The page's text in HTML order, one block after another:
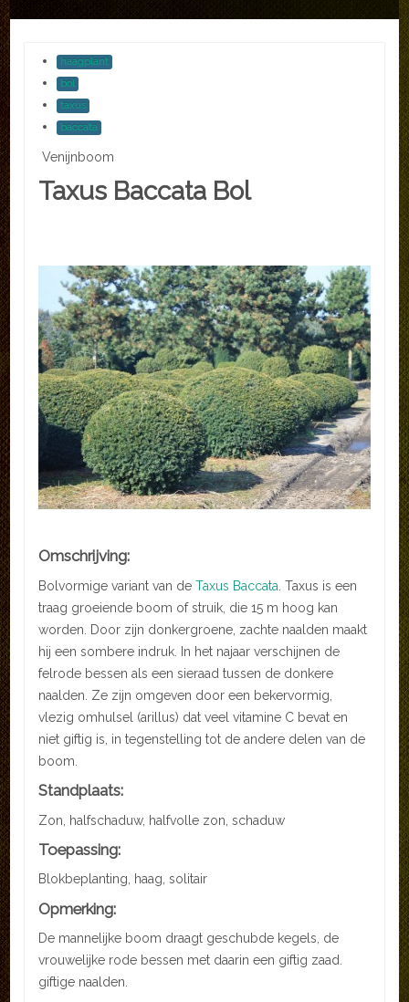
haagplant
bol
taxus
baccata
Venijnboom
Taxus Baccata Bol
Omschrijving:
Bolvormige variant van deTaxus Baccata . Taxus is een
traag groeiende boom of struik, die 15 m hoog kan
worden. Door zijn donkergroene, zachte naalden maakt
hij een sombere indruk. In het najaar verschijnen de
felrode bessen als een sieraad tussen de donkere
naalden. Ze zijn omgeven door een bekervormig,
vlezig omhulsel (arillus) dat veel vitamine C bevat en
niet giftig is, in tegenstelling tot de andere delen van de
boom.
Standplaats:
Zon, halfschaduw, halfvolle zon, schaduw
Toepassing:
Blokbeplanting, haag, solitair
Opmerking:
De mannelijke boom draagt geschubde kegels, de
vrouwelijke rode bessen met daarin een giftig zaad.
giftige naalden.